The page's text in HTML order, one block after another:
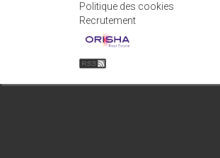
Politique des cookies
Recrutement